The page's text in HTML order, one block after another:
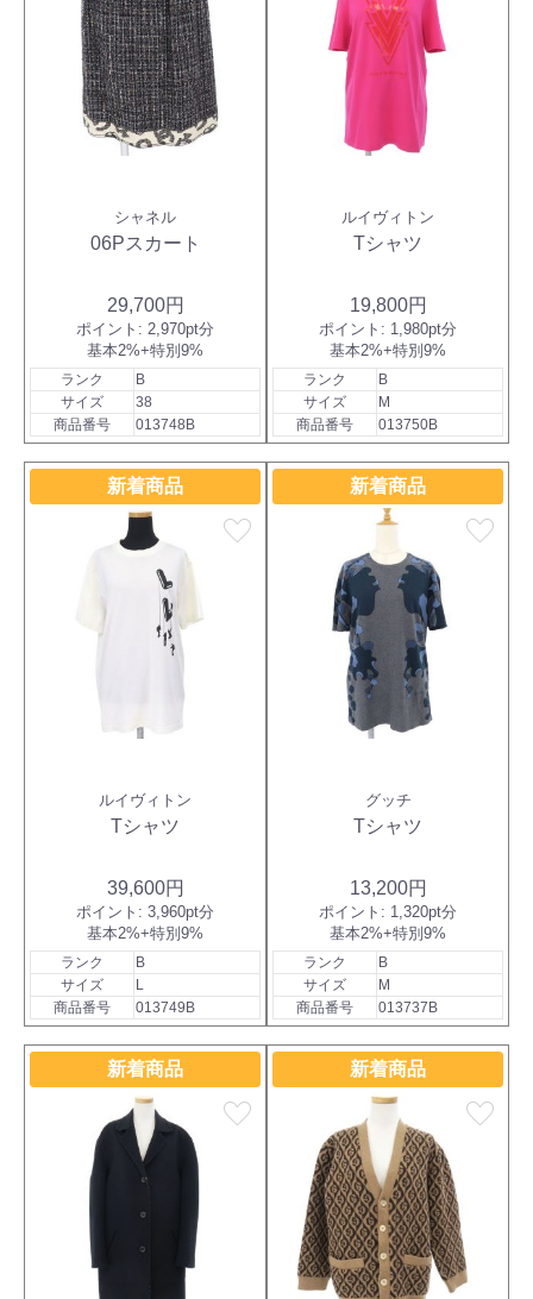
シャネル
06Pスカート
29,700円
ポイント: 2,970pt分
基本2%+特別9%
ランク
B
サイズ
38
商品番号
013748B
ルイヴィトン
Tシャツ
19,800円
ポイント: 1,980pt分
基本2%+特別9%
ランク
B
サイズ
M
商品番号
013750B
新着商品
favorite
ルイヴィトン
Tシャツ
39,600円
ポイント: 3,960pt分
基本2%+特別9%
ランク
B
サイズ
L
商品番号
013749B
新着商品
favorite
グッチ
Tシャツ
13,200円
ポイント: 1,320pt分
基本2%+特別9%
ランク
B
サイズ
M
商品番号
013737B
新着商品
favorite
新着商品
favorite